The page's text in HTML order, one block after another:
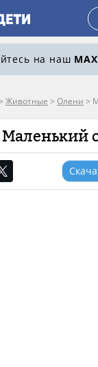
на наш MAX
Животные > Олени >
Маленький